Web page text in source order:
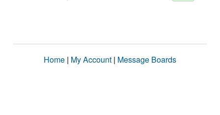
Home | My Account | Message Boards